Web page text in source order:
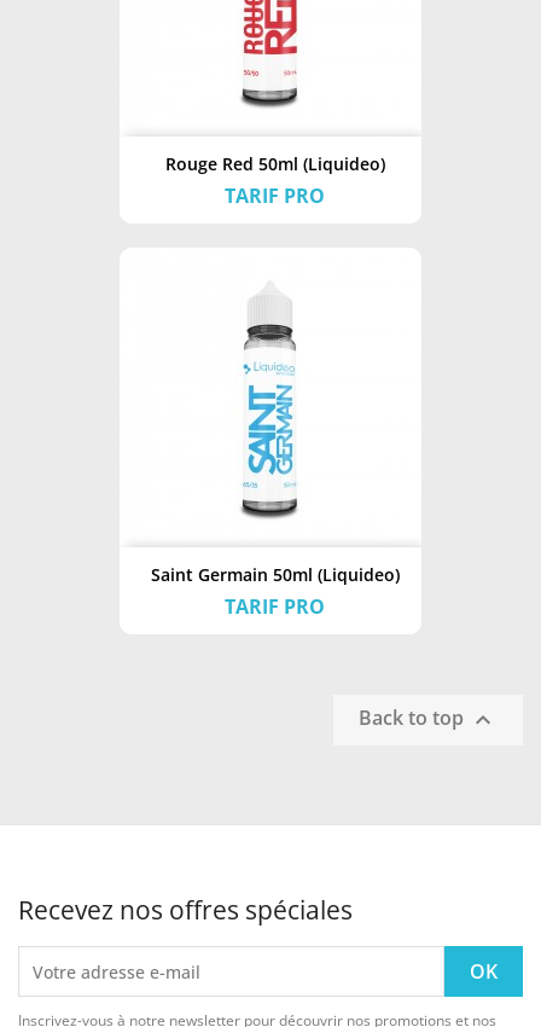
Rouge Red 50ml (Liquideo)
TARIF PRO
Saint Germain 50ml (Liquideo)
TARIF PRO
Back to top 
Recevez nos offres spéciales
Inscrivez-vous à notre newsletter pour découvrir nos promotions et nos